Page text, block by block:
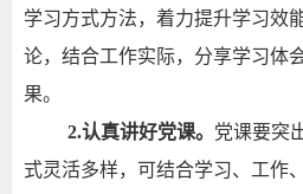
学习方式方法，着力提升学习效
论，结合工作实际，分享学习体
果。
2.认真讲好党课。 党课要突
式灵活多样，可结合学习、工作